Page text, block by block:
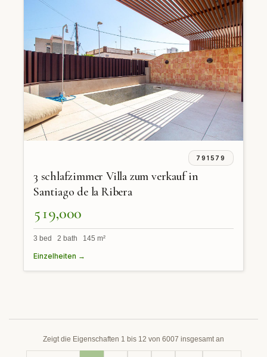
791579
3 schlafzimmer Villa zum verkauf in
Santiago de la Ribera
519,000
3 bed 2 bath 145 m²
Einzelheiten →
Zeigt die Eigenschaften 1 bis 12 von 6007 insgesamt an